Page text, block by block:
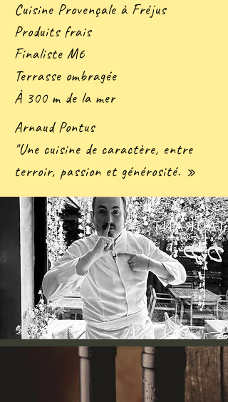
Cuisine Provençale à Fréjus
Produits frais
Finaliste M6
Terrasse ombragée
À 300 m de la mer
Arnaud Pontus
"Une cuisine de caractère, entre
terroir, passion et générosité. »